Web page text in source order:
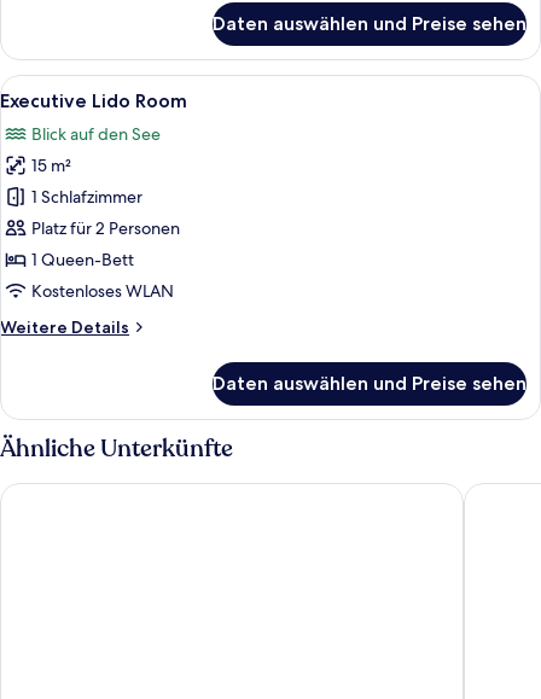
Room
(optional
extra
Daten auswählen und Preise sehen
Alle
Fotos
für
Executive
Lido
Room
anzeigen
Ein Hotelzimmer mit einem Bett,
5
Executive Lido Room
Blick auf den See
15 m²
1 Schlafzimmer
Platz für 2 Personen
1 Queen-Bett
Kostenloses WLAN
Weitere Details
Weitere
Lido
Room
Daten auswählen und Preise sehen
Ähnliche Unterkünfte
Danubius Hotel Annabella Hotel